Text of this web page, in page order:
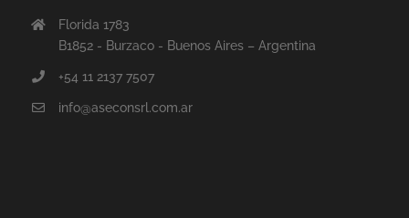
Florida 1783
B1852 - Burzaco - Buenos Aires – Argentina
+54 11 2137 7507
info@aseconsrl.com.ar